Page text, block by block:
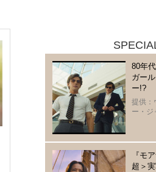
80年
ガー
ー!?
提供：
ー・ジ
『モ
超＞